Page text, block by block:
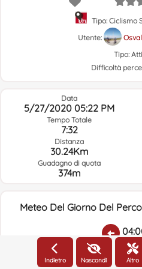
Tipo: Ciclismo
Utente:
Tipo:
Difficoltà
Data
5/27/2020 05:22 PM
Tempo Totale
7:32
Distanza
30.24Km
Guadagno di quota
374m
Meteo Del Giorno Del
Temp.: Piovere:Umidità Media:
Indietro Nascondi Altro